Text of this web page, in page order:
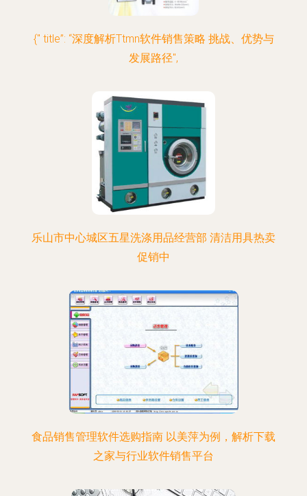
{" title”: “深度解析Ttmn软件销售策略 挑战、优势与
发展路径",
乐山市中心城区五星洗涤用品经营部 清洁用具热卖
促销中
食品销售管理软件选购指南 以美萍为例，解析下载
之家与行业软件销售平台